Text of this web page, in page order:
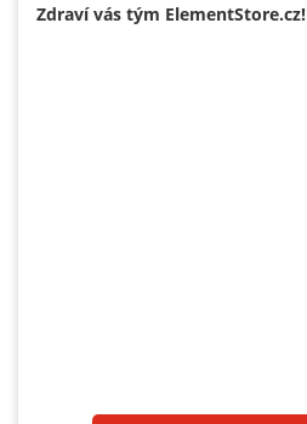
Zdraví vás tým ElementStore.cz!